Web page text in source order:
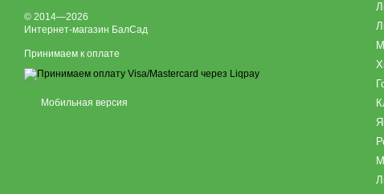
© 2014—2026
Интернет-магазин БалСад
Принимаем к оплате
Мобильная версия